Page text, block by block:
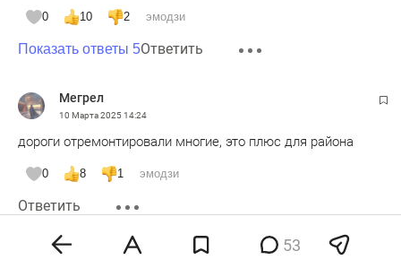
0 10 2 эмодзи
Показать ответы 5Ответить
Мегрел
10 Марта 202514:24
дороги отремонтировали многие, это плюс для района
0 8 1 эмодзи
Ответить
53